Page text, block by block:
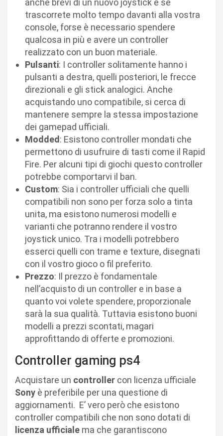
anche brevi di un nuovo joystick e se
trascorrete molto tempo davanti alla vostra
console, forse è necessario spendere
qualcosa in più e avere un controller
realizzato con un buon materiale.
Pulsanti: I controller solitamente hanno i
pulsanti a destra, quelli posteriori, le frecce
direzionali e gli stick analogici. Anche
acquistando uno compatibile, si cerca di
mantenere sempre la stessa impostazione
dei gamepad ufficiali.
Modded: Esistono controller mondati che
permettono di usufruire di tasti come il Rapid
Fire. Per alcuni tipi di giochi questo controller
potrebbe comportarvi il ban.
Custom: Sia i controller ufficiali che quelli
compatibili non sono per forza solo a tinta
unita, ma esistono numerosi modelli e
varianti che potranno rendere il vostro
joystick unico. Tra i modelli potrebbero
esserci quelli con trame e texture, disegnati
con il vostro gioco o fil preferito.
Prezzo: Il prezzo è fondamentale
nell’acquisto di un controller e in base a
quanto voi volete spendere, proporzionale
sarà la sua qualità. Tuttavia esistono buoni
modelli a prezzi scontati, magari
approfittando di offerte e promozioni.
Controller gaming ps4
Acquistare un controller con licenza ufficiale
Sony è preferibile per una questione di
aggiornamenti. E’ vero però che esistono
controller compatibili che non sono dotati di
licenza ufficiale ma che garantiscono